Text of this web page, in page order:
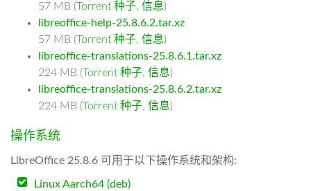
57 MB (Torrent 种子, 信息)
libreoffice-help-25.8.6.2.tar.xz
57 MB (Torrent 种子, 信息)
libreoffice-translations-25.8.6.1.tar.xz
224 MB (Torrent 种子, 信息)
libreoffice-translations-25.8.6.2.tar.xz
224 MB (Torrent 种子, 信息)
操作系统
LibreOffice 25.8.6 可用于以下操作系统和架构:
Linux Aarch64 (deb)